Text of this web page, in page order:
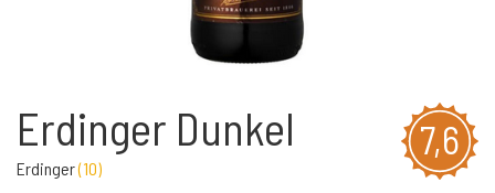
7,6
Erdinger Dunkel
Erdinger(10)